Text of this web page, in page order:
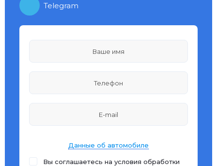
Telegram
Данные об автомобиле
Вы соглашаетесь на условия обработки